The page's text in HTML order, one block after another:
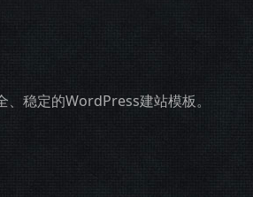
、稳定的WordPress建站模板。